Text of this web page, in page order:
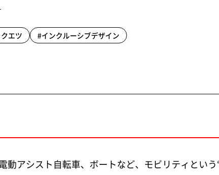
エツ #インクルーシブデザイン
動アシスト自転車、ボートなど、モビリティとい